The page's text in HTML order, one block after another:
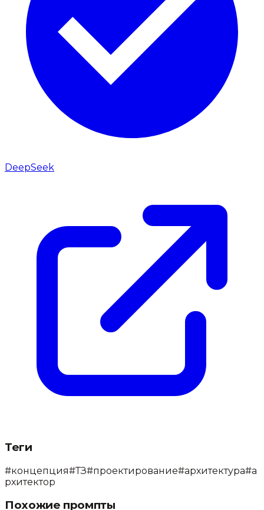
DeepSeek
Теги
#концепция#ТЗ#проектирование#архитектура#а
рхитектор
Похожие промпты